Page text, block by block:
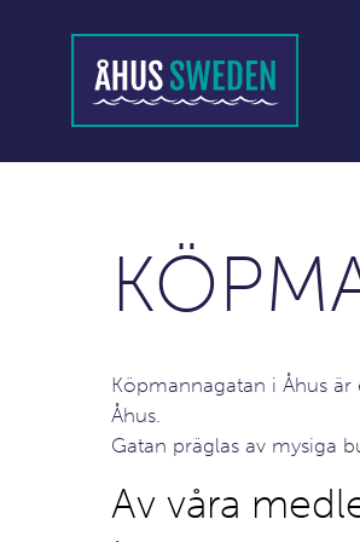
Köpmannagatan i Åhus
Åhus.
Gatan präglas av mysiga
Av våra